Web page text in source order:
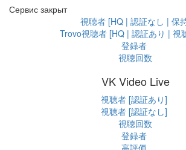
Сервис закрыт
視聴者 [HQ | 認証なし | 保
Trovo視聴者 [HQ | 認証あり | 視
登録者
視聴回数
VK Video Live
視聴者 [認証あり]
視聴者 [認証なし]
視聴回数
登録者